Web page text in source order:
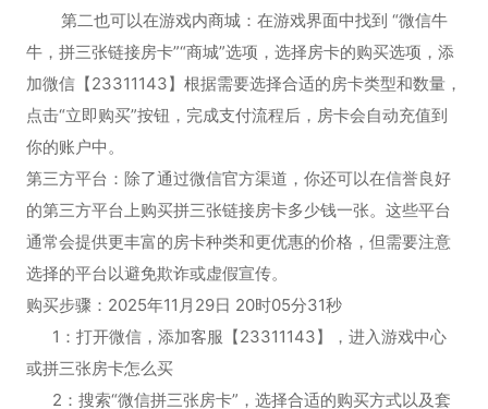
第二也可以在游戏内商城：在游戏界面中找到 “微信牛
牛，拼三张链接房卡”“商城”选项，选择房卡的购买选项，添
加微信【23311143】根据需要选择合适的房卡类型和数量，
点击“立即购买”按钮，完成支付流程后，房卡会自动充值到
你的账户中。
第三方平台：除了通过微信官方渠道，你还可以在信誉良好
的第三方平台上购买拼三张链接房卡多少钱一张。这些平台
通常会提供更丰富的房卡种类和更优惠的价格，但需要注意
选择的平台以避免欺诈或虚假宣传。
购买步骤：2025年11月29日 20时05分31秒
1：打开微信，添加客服【23311143】，进入游戏中心
或拼三张房卡怎么买
2：搜索“微信拼三张房卡”，选择合适的购买方式以及套